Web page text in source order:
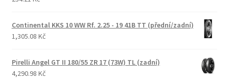
Continental KKS 10 WW Rf. 2.25 - 19 41B TT (přední/zadní)
1,305.08 Kč
Pirelli Angel GT II 180/55 ZR 17 (73W) TL (zadní)
4,290.98 Kč